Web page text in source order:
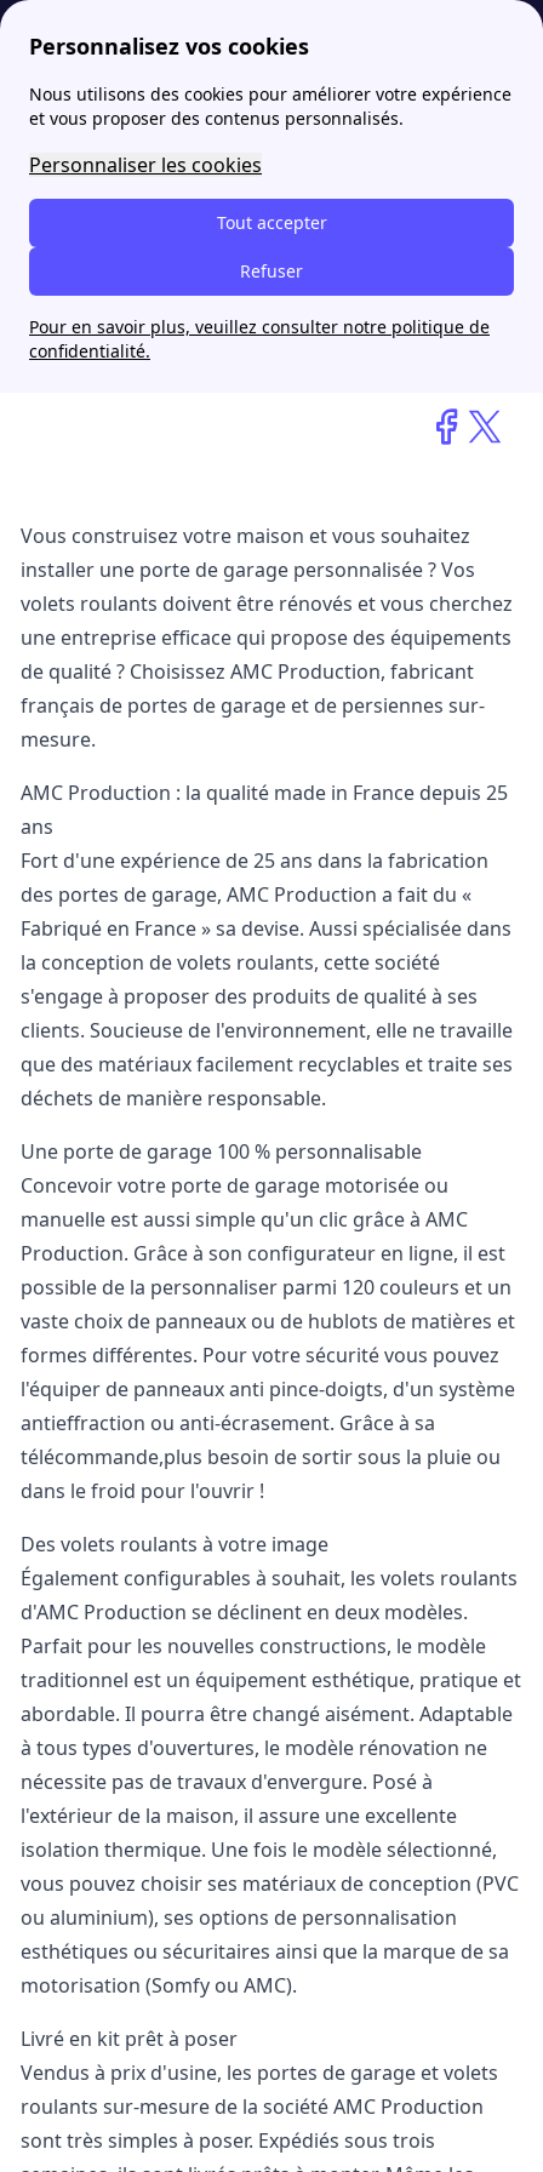
Personnalisez vos cookies
Nous utilisons des cookies pour améliorer votre expérience
et vous proposer des contenus personnalisés.
Personnaliser les cookies
Tout accepter
Refuser
Pour en savoir plus, veuillez consulter notre politique de
confidentialité.
papernest blog AMC production : votre porte de garage personnalisée en un clic !
AMC production : votre
porte de garage
personnalisée en un clic !
Virgile Fanucci
Vous construisez votre maison et vous souhaitez
installer une porte de garage personnalisée ? Vos
volets roulants doivent être rénovés et vous cherchez
une entreprise efficace qui propose des équipements
de qualité ? Choisissez AMC Production, fabricant
français de portes de garage et de persiennes sur-
mesure.
AMC Production : la qualité made in France depuis 25
ans
Fort d'une expérience de 25 ans dans la fabrication
des portes de garage, AMC Production a fait du «
Fabriqué en France » sa devise. Aussi spécialisée dans
la conception de volets roulants, cette société
s'engage à proposer des produits de qualité à ses
clients. Soucieuse de l'environnement, elle ne travaille
que des matériaux facilement recyclables et traite ses
déchets de manière responsable.
Une porte de garage 100 % personnalisable
Concevoir votre porte de garage motorisée ou
manuelle est aussi simple qu'un clic grâce à AMC
Production. Grâce à son configurateur en ligne, il est
possible de la personnaliser parmi 120 couleurs et un
vaste choix de panneaux ou de hublots de matières et
formes différentes. Pour votre sécurité vous pouvez
l'équiper de panneaux anti pince-doigts, d'un système
antieffraction ou anti-écrasement. Grâce à sa
télécommande,plus besoin de sortir sous la pluie ou
dans le froid pour l'ouvrir !
Des volets roulants à votre image
Également configurables à souhait, les volets roulants
d'AMC Production se déclinent en deux modèles.
Parfait pour les nouvelles constructions, le modèle
traditionnel est un équipement esthétique, pratique et
abordable. Il pourra être changé aisément. Adaptable
à tous types d'ouvertures, le modèle rénovation ne
nécessite pas de travaux d'envergure. Posé à
l'extérieur de la maison, il assure une excellente
isolation thermique. Une fois le modèle sélectionné,
vous pouvez choisir ses matériaux de conception (PVC
ou aluminium), ses options de personnalisation
esthétiques ou sécuritaires ainsi que la marque de sa
motorisation (Somfy ou AMC).
Livré en kit prêt à poser
Vendus à prix d'usine, les portes de garage et volets
roulants sur-mesure de la société AMC Production
sont très simples à poser. Expédiés sous trois